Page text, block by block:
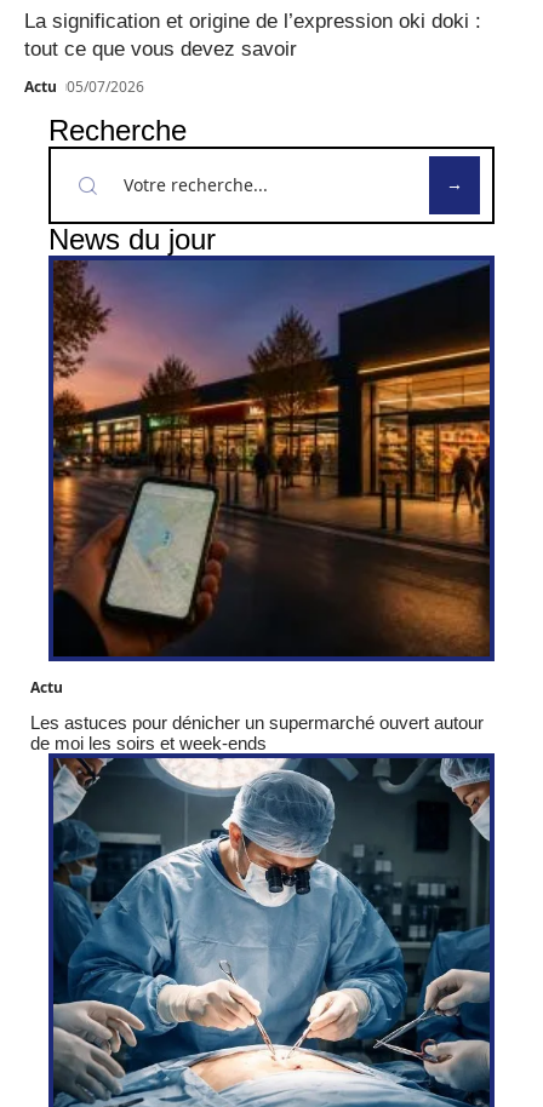
La signification et origine de l’expression oki doki :
tout ce que vous devez savoir
Actu 05/07/2026
Recherche
News du jour
Actu
Les astuces pour dénicher un supermarché ouvert autour
de moi les soirs et week-ends